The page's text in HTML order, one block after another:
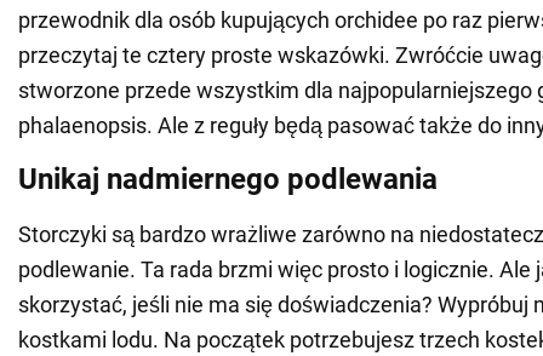
przewodnik dla osób kupujących orchidee po raz
przeczytaj te cztery proste wskazówki. Zwróćcie
stworzone przede wszystkim dla najpopularniejszego
phalaenopsis. Ale z reguły będą pasować także do
Unikaj nadmiernego podlewania
Storczyki są bardzo wrażliwe zarówno na
podlewanie. Ta rada brzmi więc prosto i logicznie. Ale
skorzystać, jeśli nie ma się doświadczenia? Wypróbuj
kostkami lodu. Na początek potrzebujesz trzech